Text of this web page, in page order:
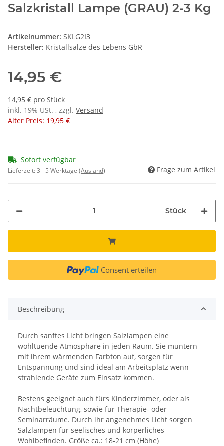
Salzkristall Lampe (GRAU) 2-3 Kg
Artikelnummer: SKLG2I3
Hersteller: Kristallsalze des Lebens GbR
14,95 €
14,95 € pro Stück
inkl. 19% USt. , zzgl. Versand
Alter Preis: 19,95 €
Sofort verfügbar
Lieferzeit:3 - 5 Werktage (Ausland) Frage zum Artikel
Stück
Consent erteilen
Beschreibung
Durch sanftes Licht bringen Salzlampen eine
wohltuende Atmosphäre in jeden Raum. Sie muntern
mit ihrem wärmenden Farbton auf, sorgen für
Entspannung und sind ideal am Arbeitsplatz wenn
strahlende Geräte zum Einsatz kommen.
Bestens geeignet auch fürs Kinderzimmer, oder als
Nachtbeleuchtung, sowie für Therapie- oder
Seminarräume. Durch ihr angenehmes Licht sorgen
Salzlampen für seelisches und körperliches
Wohlbefinden. Größe ca.: 18-21 cm (Höhe)